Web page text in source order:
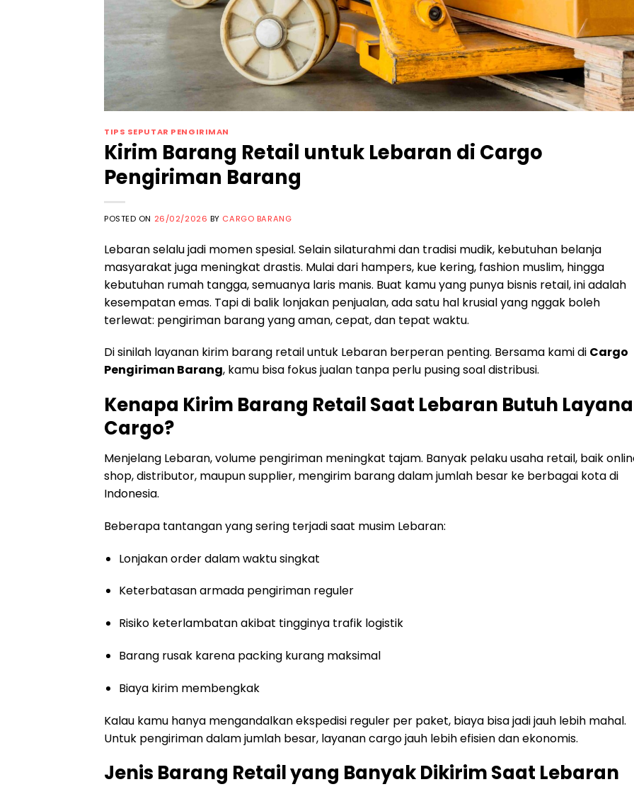
TIPS SEPUTAR PENGIRIMAN
Kirim Barang Retail untuk Lebaran di Cargo
Pengiriman Barang
POSTED ON 26/02/2026 BY CARGO BARANG
Lebaran selalu jadi momen spesial. Selain silaturahmi dan tradisi mudik, kebutuhan belanja
masyarakat juga meningkat drastis. Mulai dari hampers, kue kering, fashion muslim, hingga
kebutuhan rumah tangga, semuanya laris manis. Buat kamu yang punya bisnis retail, ini adalah
kesempatan emas. Tapi di balik lonjakan penjualan, ada satu hal krusial yang nggak boleh
terlewat: pengiriman barang yang aman, cepat, dan tepat waktu.
Di sinilah layanan kirim barang retail untuk Lebaran berperan penting. Bersama kami di Cargo
Pengiriman Barang, kamu bisa fokus jualan tanpa perlu pusing soal distribusi.
Kenapa Kirim Barang Retail Saat Lebaran Butuh
Cargo?
Menjelang Lebaran, volume pengiriman meningkat tajam. Banyak pelaku usaha retail, baik
shop, distributor, maupun supplier, mengirim barang dalam jumlah besar ke berbagai kota di
Indonesia.
Beberapa tantangan yang sering terjadi saat musim Lebaran:
Lonjakan order dalam waktu singkat
Keterbatasan armada pengiriman reguler
Risiko keterlambatan akibat tingginya trafik logistik
Barang rusak karena packing kurang maksimal
Biaya kirim membengkak
Kalau kamu hanya mengandalkan ekspedisi reguler per paket, biaya bisa jadi jauh lebih mahal.
Untuk pengiriman dalam jumlah besar, layanan cargo jauh lebih efisien dan ekonomis.
Jenis Barang Retail yang Banyak Dikirim Saat Lebaran